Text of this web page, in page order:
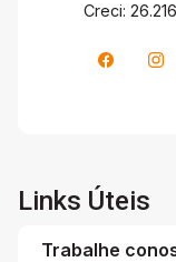
Creci:
Links Úteis
Trabalhe